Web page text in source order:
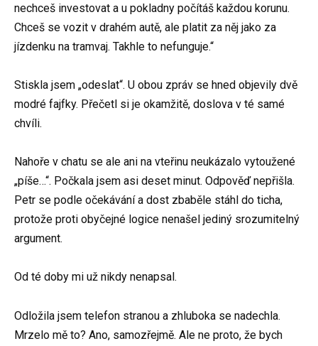
nechceš investovat a u pokladny počítáš každou korunu.
Chceš se vozit v drahém autě, ale platit za něj jako za
jízdenku na tramvaj. Takhle to nefunguje.“
Stiskla jsem „odeslat“. U obou zpráv se hned objevily dvě
modré fajfky. Přečetl si je okamžitě, doslova v té samé
chvíli.
Nahoře v chatu se ale ani na vteřinu neukázalo vytoužené
„píše…“. Počkala jsem asi deset minut. Odpověď nepřišla.
Petr se podle očekávání a dost zbaběle stáhl do ticha,
protože proti obyčejné logice nenašel jediný srozumitelný
argument.
Od té doby mi už nikdy nenapsal.
Odložila jsem telefon stranou a zhluboka se nadechla.
Mrzelo mě to? Ano, samozřejmě. Ale ne proto, že bych